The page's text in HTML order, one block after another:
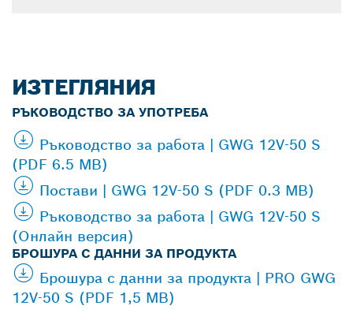
ИЗТЕГЛЯНИЯ
РЪКОВОДСТВО ЗА УПОТРЕБА
Ръководство за работа | GWG 12V-50 S
(PDF 6.5 MB)
Постави | GWG 12V-50 S (PDF 0.3 MB)
Ръководство за работа | GWG 12V-50 S
(Онлайн версия)
БРОШУРА С ДАННИ ЗА ПРОДУКТА
Брошура с данни за продукта | PRO GWG
12V-50 S (PDF 1,5 MB)